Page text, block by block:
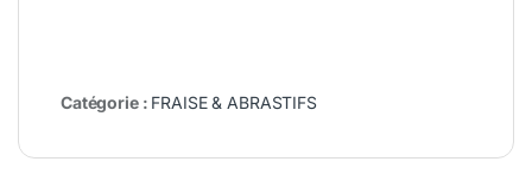
Catégorie : FRAISE & ABRASTIFS